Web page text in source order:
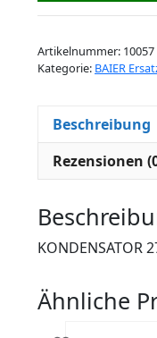
Artikelnummer: 10057
Kategorie: BAIER
Beschreibung
Rezensionen
KONDENSATOR
Ähnliche